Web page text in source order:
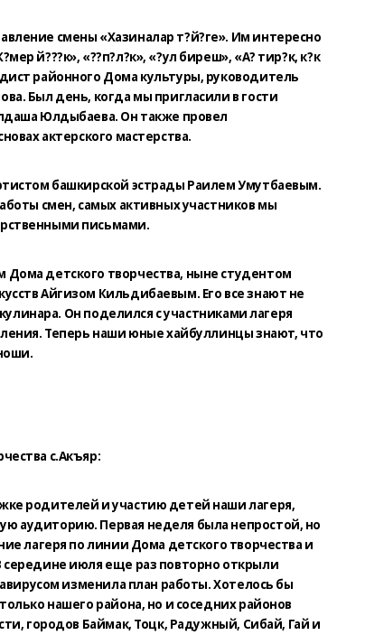
смены «Хазиналар т?й?ге». Им интересно
й???к», «??п?л?к», «?ул биреш», «А? тир?к, к?к
районного Дома культуры, руководитель
Был день, когда мы пригласили в гости
Юлдыбаева. Он также провел
актерского мастерства.
башкирской эстрады Раилем Умутбаевым.
смен, самых активных участников мы
письмами.
детского творчества, ныне студентом
Айгизом Кильдибаевым. Его все знают не
Он поделился с участниками лагеря
Теперь наши юные хайбуллинцы знают, что
с.Акъяр:
родителей и участию детей наши лагеря,
аудиторию. Первая неделя была непростой, но
лагеря по линии Дома детского творчества и
июля еще раз повторно открыли
изменила план работы. Хотелось бы
нашего района, но и соседних районов
городов Баймак, Тоцк, Радужный, Сибай, Гай и